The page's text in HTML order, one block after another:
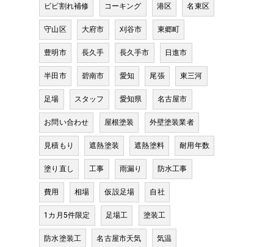
ビビ割れ補修 コーキング 港区 名東区
守山区 大府市 刈谷市 東郷町
豊明市 長久手 長久手市 日進市
半田市 碧南市 愛知 尾張 東三河
足場 スタッフ 愛知県 名古屋市
お問い合わせ 屋根塗装 外壁塗装業者
見積もり 遮熱塗装 遮熱塗料 耐用年数
塗り直し 工事 雨漏り 防水工事
費用 相場 仮設足場 自社
1カ月5件限定 足場工 塗装工
防水塗装工 名古屋市天気 気温